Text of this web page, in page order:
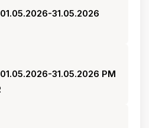
31.05.2026
31.05.2026 PM